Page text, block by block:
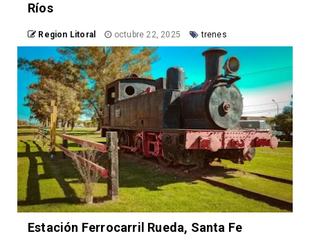
Ríos
Region Litoral octubre 22, 2025 trenes
Estación Ferrocarril Rueda, Santa Fe